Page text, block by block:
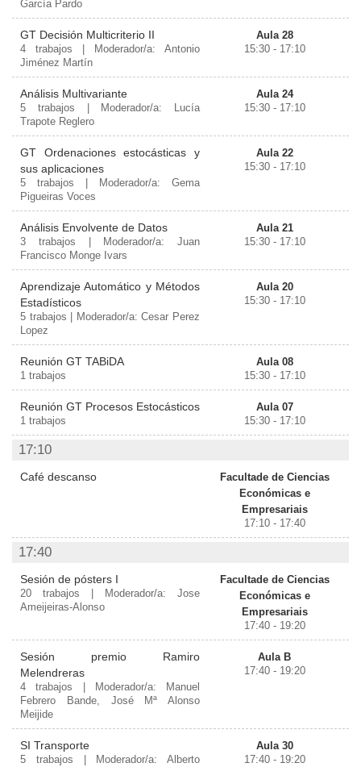
García Pardo
GT Decisión Multicriterio II
4 trabajos | Moderador/a: Antonio
Jiménez Martín
Aula 28
15:30 - 17:10
Análisis Multivariante
5 trabajos | Moderador/a: Lucía
Trapote Reglero
Aula 24
15:30 - 17:10
GT Ordenaciones estocásticas y
sus aplicaciones
5 trabajos | Moderador/a: Gema
Pigueiras Voces
Aula 22
15:30 - 17:10
Análisis Envolvente de Datos
3 trabajos | Moderador/a: Juan
Francisco Monge Ivars
Aula 21
15:30 - 17:10
Aprendizaje Automático y Métodos
Estadísticos
5 trabajos | Moderador/a: Cesar Perez
Lopez
Aula 20
15:30 - 17:10
Reunión GT TABiDA
1 trabajos
Aula 08
15:30 - 17:10
Reunión GT Procesos Estocásticos
1 trabajos
Aula 07
15:30 - 17:10
17:10
Café descanso
Facultade de Ciencias
Económicas e
Empresariais
17:10 - 17:40
17:40
Sesión de pósters I
20 trabajos | Moderador/a: Jose
Ameijeiras-Alonso
Facultade de Ciencias
Económicas e
Empresariais
17:40 - 19:20
Sesión premio Ramiro
Melendreras
4 trabajos | Moderador/a: Manuel
Febrero Bande, José Mª Alonso
Meijide
Aula B
17:40 - 19:20
SI Transporte
5 trabajos | Moderador/a: Alberto
Aula 30
17:40 - 19:20